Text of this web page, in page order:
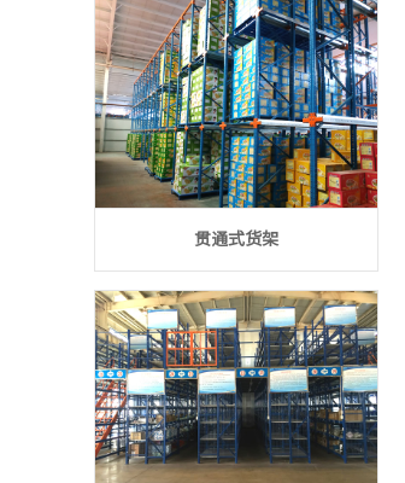
贯通式货架